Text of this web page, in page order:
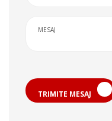
TRIMITE MESAJ